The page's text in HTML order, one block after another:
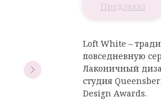
Loft White –
повседневную
Лаконичный
студия
Design Awards.